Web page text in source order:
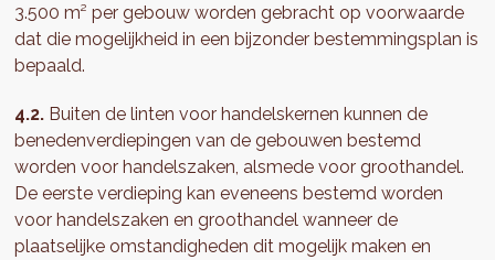
3.500 m² per gebouw worden gebracht op voorwaarde
dat die mogelijkheid in een bijzonder bestemmingsplan is
bepaald.
4.2. Buiten de linten voor handelskernen kunnen de
benedenverdiepingen van de gebouwen bestemd
worden voor handelszaken, alsmede voor groothandel.
De eerste verdieping kan eveneens bestemd worden
voor handelszaken en groothandel wanneer de
plaatselijke omstandigheden dit mogelijk maken en